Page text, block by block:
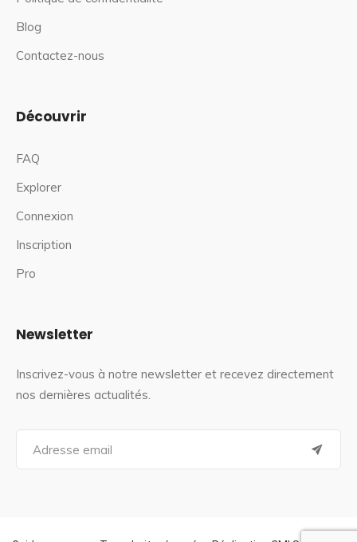
Blog
Contactez-nous
Découvrir
FAQ
Explorer
Connexion
Inscription
Pro
Newsletter
Inscrivez-vous à notre newsletter et recevez directement
nos dernières actualités.
a
f